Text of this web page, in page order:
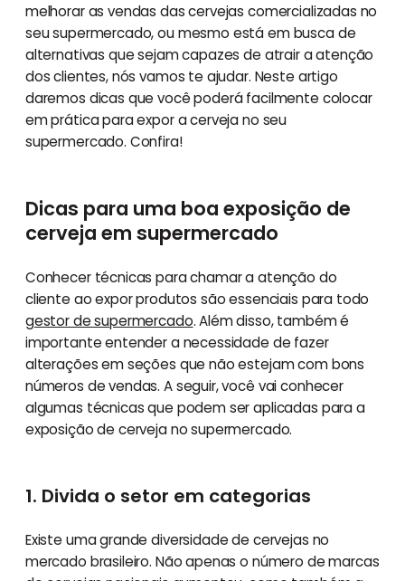
melhorar as vendas das cervejas comercializadas no
seu supermercado, ou mesmo está em busca de
alternativas que sejam capazes de atrair a atenção
dos clientes, nós vamos te ajudar. Neste artigo
daremos dicas que você poderá facilmente colocar
em prática para expor a cerveja no seu
supermercado. Confira!
Dicas para uma boa exposição de
cerveja em supermercado
Conhecer técnicas para chamar a atenção do
cliente ao expor produtos são essenciais para todo
gestor de supermercado. Além disso, também é
importante entender a necessidade de fazer
alterações em seções que não estejam com bons
números de vendas. A seguir, você vai conhecer
algumas técnicas que podem ser aplicadas para a
exposição de cerveja no supermercado.
1. Divida o setor em categorias
Existe uma grande diversidade de cervejas no
mercado brasileiro. Não apenas o número de marcas